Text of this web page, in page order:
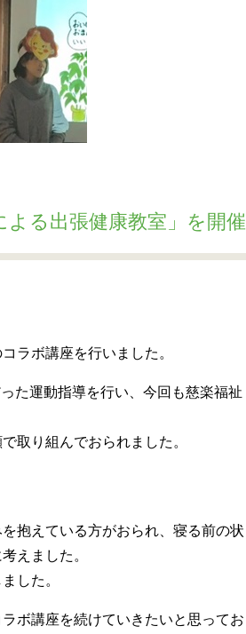
よる出張健康教室」を開催
ラボ講座を行いました。
た運動指導を行い、今回も慈楽福祉
取り組んでおられました。
抱えている方がおられ、寝る前の状
えました。
した。
ボ講座を続けていきたいと思ってお